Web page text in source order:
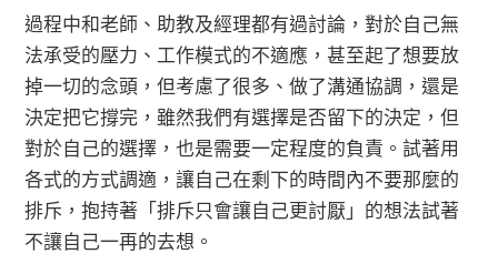
過程中和老師、助教及經理都有過討論，對於自己無
法承受的壓力、工作模式的不適應，甚至起了想要放
掉一切的念頭，但考慮了很多、做了溝通協調，還是
決定把它撐完，雖然我們有選擇是否留下的決定，但
對於自己的選擇，也是需要一定程度的負責。試著用
各式的方式調適，讓自己在剩下的時間內不要那麼的
排斥，抱持著「排斥只會讓自己更討厭」的想法試著
不讓自己一再的去想。